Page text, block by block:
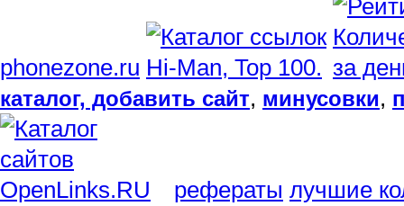
phonezone.ru
каталог, добавить сайт, минусовки,
рефераты лучшие